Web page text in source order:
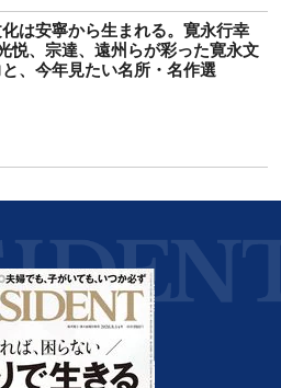
は安寧から生まれる。寛永行幸
悦、宗達、遠州らが彩った寛永文
、今年見たい名所・名作選